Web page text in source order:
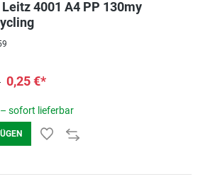
4001 A4 PP 130my
0,25 €*
sofort lieferbar